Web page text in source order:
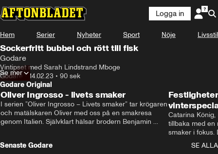
Logga in
Hem Serier Nyheter Sport Nöje Livsstil
Sockerfritt bubbel och rött till fisk
Godare
Vintipset med Sarah Lindstrand Mboge
Godare • 14.02.23 • 90 sek
Se mer
Godare Original
Oliver Ingrosso - livets smaker
I serien ”Oliver Ingrosso – Livets smaker” tar krögaren
och matälskaren Oliver med oss på en smakresa
genom Italien. Självklart hälsar brodern Benjamin
Catarina
tillbaka med en
smaker i fokus.
julfavoriter
Senaste Godare
SE ALLA